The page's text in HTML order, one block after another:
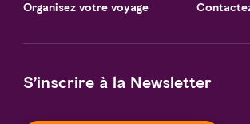
Organisez votre voyage
S’inscrire à la Newsletter